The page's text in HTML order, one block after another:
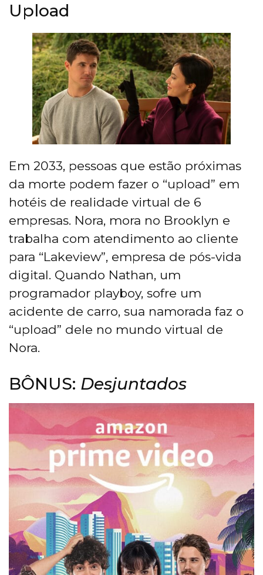
Upload
Em 2033, pessoas que estão próximas
da morte podem fazer o “upload” em
hotéis de realidade virtual de 6
empresas. Nora, mora no Brooklyn e
trabalha com atendimento ao cliente
para “Lakeview”, empresa de pós-vida
digital. Quando Nathan, um
programador playboy, sofre um
acidente de carro, sua namorada faz o
“upload” dele no mundo virtual de
Nora.
BÔNUS: Desjuntados